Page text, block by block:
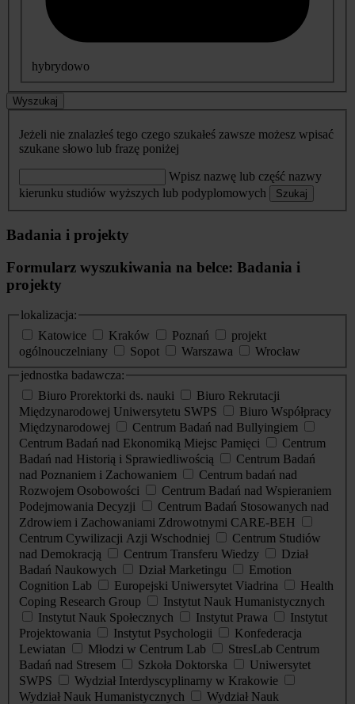
hybrydowo
Wyszukaj
Jeżeli nie znalazłeś tego czego szukałeś zawsze możesz wpisać
szukane słowo lub frazę poniżej
Wpisz nazwę lub część nazwy
kierunku studiów wyższych lub podyplomowych
Szukaj
Badania i projekty
Formularz wyszukiwania na belce: Badania i
projekty
lokalizacja:
Katowice
Kraków Poznań
projekt
ogólnouczelniany
Sopot Warszawa
Wrocław
jednostka badawcza:
Biuro Prorektorki ds. nauki
Biuro Rekrutacji
Międzynarodowej Uniwersytetu SWPS
Biuro Współpracy
Międzynarodowej
Centrum Badań nad Bullyingiem
Centrum Badań nad Ekonomiką Miejsc Pamięci
Centrum
Badań nad Historią i Sprawiedliwością
Centrum Badań
nad Poznaniem i Zachowaniem
Centrum badań nad
Rozwojem Osobowości
Centrum Badań nad Wspieraniem
Podejmowania Decyzji
Centrum Badań Stosowanych nad
Zdrowiem i Zachowaniami Zdrowotnymi CARE-BEH
Centrum Cywilizacji Azji Wschodniej
Centrum Studiów
nad Demokracją
Centrum Transferu Wiedzy
Dział
Badań Naukowych
Dział Marketingu
Emotion
Cognition Lab
Europejski Uniwersytet Viadrina
Health
Coping Research Group
Instytut Nauk Humanistycznych
Instytut Nauk Społecznych
Instytut Prawa
Instytut
Projektowania
Instytut Psychologii
Konfederacja
Lewiatan
Młodzi w Centrum Lab
StresLab Centrum
Badań nad Stresem
Szkoła Doktorska
Uniwersytet
SWPS
Wydział Interdyscyplinarny w Krakowie
Wydział Nauk Humanistycznych
Wydział Nauk